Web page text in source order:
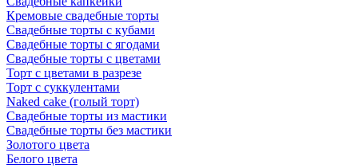
Кремовые свадебные торты
Свадебные торты с кубами
Свадебные торты с ягодами
Свадебные торты с цветами
Торт с цветами в разрезе
Торт с суккулентами
Naked cake (голый торт)
Свадебные торты из мастики
Свадебные торты без мастики
Золотого цвета
Белого цвета